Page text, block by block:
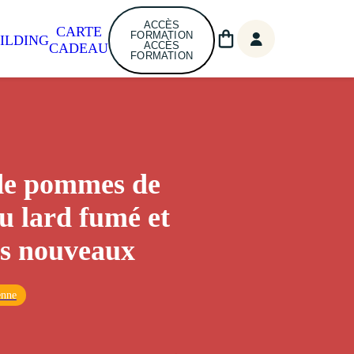
CARTE
CADEAU
ACCÈS
FORMATION
ACCÈS
FORMATION
pommes de
lard fumé et
nouveaux